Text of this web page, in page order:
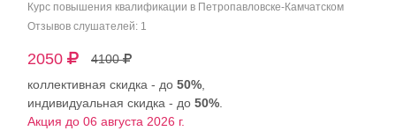
Курс повышения квалификации в Петропавловске-Камчатском
Отзывов слушателей: 1
2050
4100
коллективная скидка - до 50%
индивидуальная скидка - до 50%
Акция до 06 августа 2026 г.